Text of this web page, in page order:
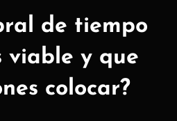
de tiempo
viable y que
colocar?